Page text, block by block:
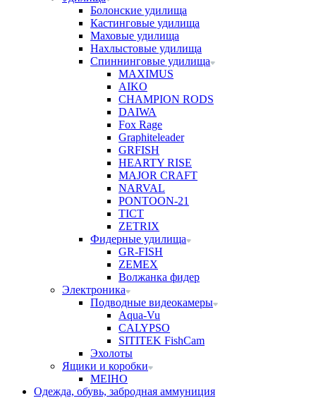
Болонские удилища
Кастинговые удилища
Маховые удилища
Нахлыстовые удилища
Спиннинговые удилища
MAXIMUS
AIKO
CHAMPION RODS
DAIWA
Fox Rage
Graphiteleader
GRFISH
HEARTY RISE
MAJOR CRAFT
NARVAL
PONTOON-21
TICT
ZETRIX
Фидерные удилища
GR-FISH
ZEMEX
Волжанка фидер
Электроника
Подводные видеокамеры
Aqua-Vu
CALYPSO
SITITEK FishCam
Эхолоты
Ящики и коробки
MEIHO
Одежда, обувь, забродная аммуниция